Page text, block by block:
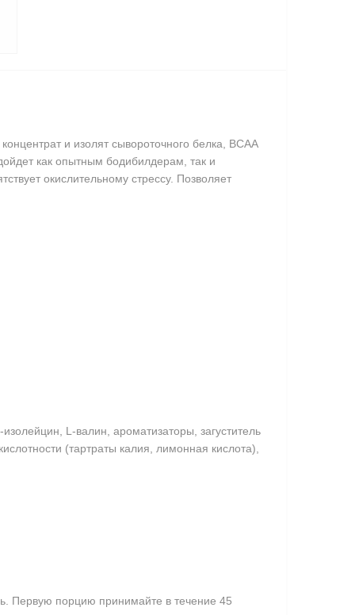
и изолят сывороточного белка, ВСАА
как опытным бодибилдерам, так и
окислительному стрессу. Позволяет
L-валин, ароматизаторы, загуститель
(тартраты калия, лимонная кислота),
Первую порцию принимайте в течение 45